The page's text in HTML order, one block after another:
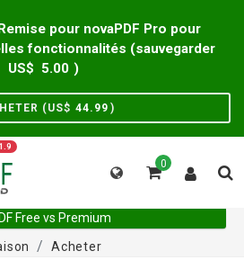
pour novaPDF Pro pour
fonctionnalités (sauvegarder
US$ 5.00 )
(US$ 44.99 )
0
Free vs Premium
Acheter